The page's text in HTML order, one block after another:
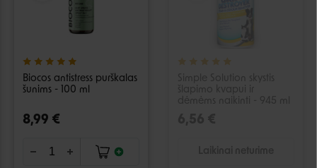
Biocos antistress purškalas
šunims - 100 ml
8,99 €